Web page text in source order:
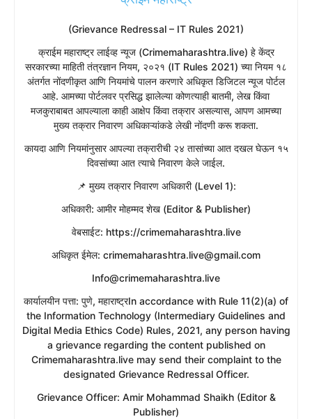
(Grievance Redressal – IT Rules 2021)
​क्राईम महाराष्ट्र लाईव्ह न्यूज (Crimemaharashtra.live) हे केंद्र
सरकारच्या माहिती तंत्रज्ञान नियम, २०२१ (IT Rules 2021) च्या नियम १८
अंतर्गत नोंदणीकृत आणि नियमांचे पालन करणारे अधिकृत डिजिटल न्यूज पोर्टल
आहे. आमच्या पोर्टलवर प्रसिद्ध झालेल्या कोणत्याही बातमी, लेख किंवा
मजकुराबाबत आपल्याला काही आक्षेप किंवा तक्रार असल्यास, आपण आमच्या
मुख्य तक्रार निवारण अधिकाऱ्यांकडे लेखी नोंदणी करू शकता.
​कायदा आणि नियमांनुसार आपल्या तक्रारीची २४ तासांच्या आत दखल घेऊन १५
दिवसांच्या आत त्याचे निवारण केले जाईल.
​📌 मुख्य तक्रार निवारण अधिकारी (Level 1):
​अधिकारी: आमीर मोहम्मद शेख (Editor & Publisher)
​वेबसाईट: https://crimemaharashtra.live
​अधिकृत ईमेल: crimemaharashtra.live@gmail.com
Info@crimemaharashtra.live
​कार्यालयीन पत्ता: पुणे, महाराष्ट्रIn accordance with Rule 11(2)(a) of
the Information Technology (Intermediary Guidelines and
Digital Media Ethics Code) Rules, 2021, any person having
a grievance regarding the content published on
Crimemaharashtra.live may send their complaint to the
designated Grievance Redressal Officer.
​Grievance Officer: Amir Mohammad Shaikh (Editor &
Publisher)